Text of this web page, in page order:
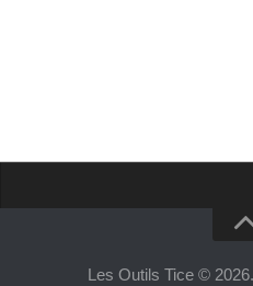
Annoncer sur Outils Tice
Les Outils Tice ©